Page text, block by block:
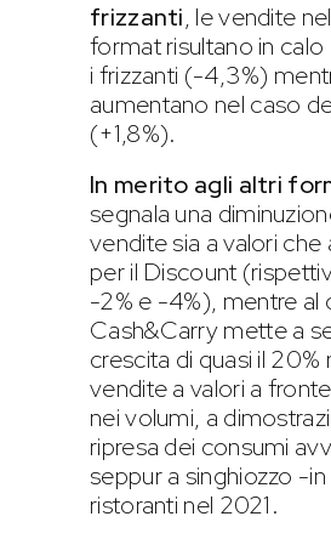
frizzanti, le vendite
format risultano in calo
i frizzanti (-4,3%)
aumentano nel caso
(+1,8%).
In merito agli altri
segnala una
vendite sia a valori che
per il Discount
-2% e -4%), mentre al
Cash&Carry mette a
crescita di quasi il 20%
vendite a valori a
nei volumi, a
ripresa dei consumi
seppur a singhiozzo -
ristoranti nel 2021.